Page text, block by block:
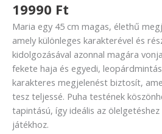
19990 Ft
Maria egy 45 cm magas, élethű
amely különleges karakterével és
kidolgozásával azonnal magára
fekete haja és egyedi,
karakteres megjelenést biztosít,
tesz teljessé. Puha testének
tapintású, így ideális az
játékhoz.